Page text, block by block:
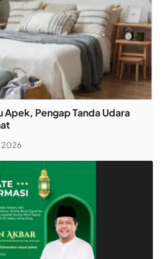
Apek, Pengap Tanda Udara
2026